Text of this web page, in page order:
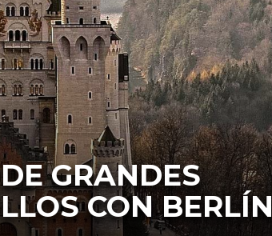
GRANDES
CON BERLÍN